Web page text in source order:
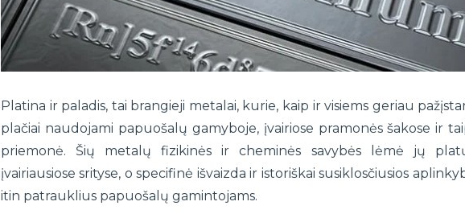
Platina ir paladis, tai brangieji metalai, kurie, kaip ir visiems geriau
plačiai naudojami papuošalų gamyboje, įvairiose pramonės šakose ir
priemonė. Šių metalų fizikinės ir cheminės savybės lėmė jų
įvairiausiose srityse, o specifinė išvaizda ir istoriškai susiklosčiusios
itin patrauklius papuošalų gamintojams.